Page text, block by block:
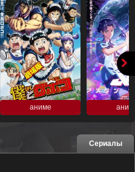
аниме аниме
Сериалы